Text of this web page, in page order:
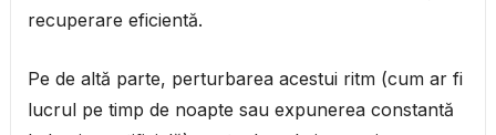
recuperare eficientă.
Pe de altă parte, perturbarea acestui ritm (cum ar fi
lucrul pe timp de noapte sau expunerea constantă